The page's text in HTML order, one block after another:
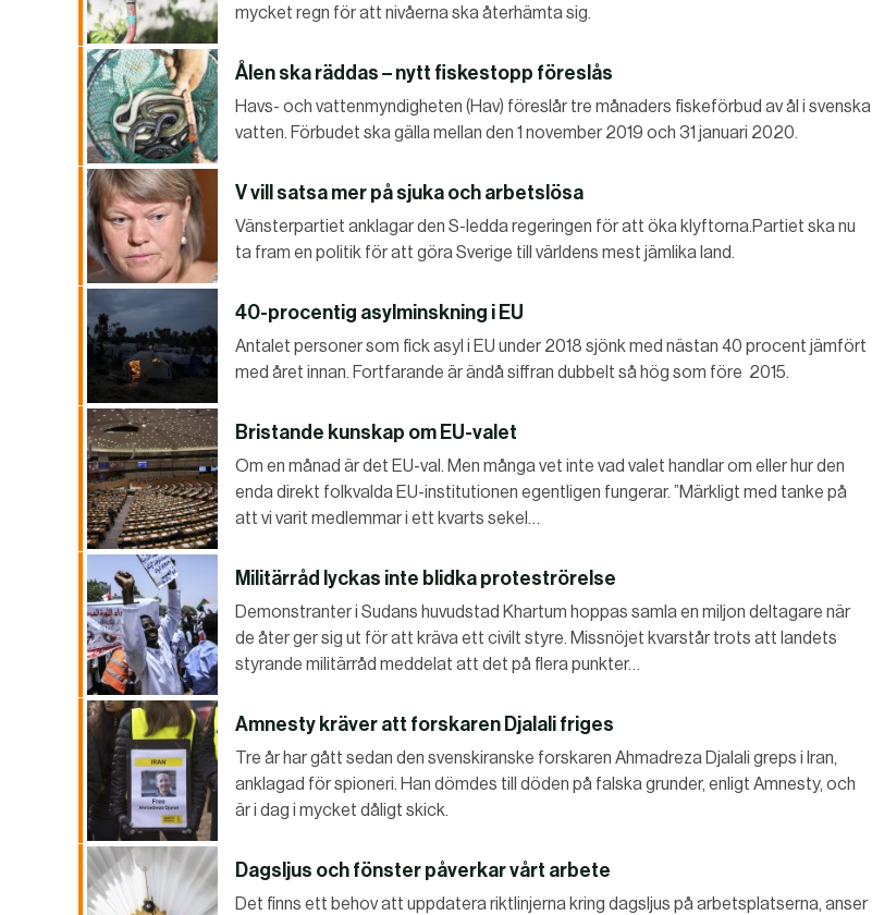
mycket regn för att nivåerna ska återhämta sig.
Ålen ska räddas – nytt fiskestopp föreslås
Havs- och vattenmyndigheten (Hav) föreslår tre månaders fiskeförbud av ål i svenska
vatten. Förbudet ska gälla mellan den 1 november 2019 och 31 januari 2020.
V vill satsa mer på sjuka och arbetslösa
Vänsterpartiet anklagar den S-ledda regeringen för att öka klyftorna.Partiet ska nu
ta fram en politik för att göra Sverige till världens mest jämlika land.
40-procentig asylminskning i EU
Antalet personer som fick asyl i EU under 2018 sjönk med nästan 40 procent jämfört
med året innan. Fortfarande är ändå siffran dubbelt så hög som före 2015.
Bristande kunskap om EU-valet
Om en månad är det EU-val. Men många vet inte vad valet handlar om eller hur den
enda direkt folkvalda EU-institutionen egentligen fungerar. ”Märkligt med tanke på
att vi varit medlemmar i ett kvarts sekel…
Militärråd lyckas inte blidka proteströrelse
Demonstranter i Sudans huvudstad Khartum hoppas samla en miljon deltagare när
de åter ger sig ut för att kräva ett civilt styre. Missnöjet kvarstår trots att landets
styrande militärråd meddelat att det på flera punkter…
Amnesty kräver att forskaren Djalali friges
Tre år har gått sedan den svenskiranske forskaren Ahmadreza Djalali greps i Iran,
anklagad för spioneri. Han dömdes till döden på falska grunder, enligt Amnesty, och
är i dag i mycket dåligt skick.
Dagsljus och fönster påverkar vårt arbete
Det finns ett behov att uppdatera riktlinjerna kring dagsljus på arbetsplatserna, anser